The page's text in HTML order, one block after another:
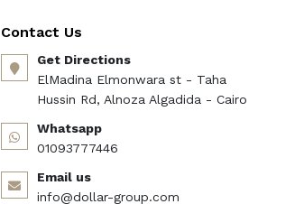
Contact Us
Get Directions
ElMadina Elmonwara st - Taha
Hussin Rd, Alnoza Algadida - Cairo
Whatsapp
01093777446
Email us
info@dollar-group.com